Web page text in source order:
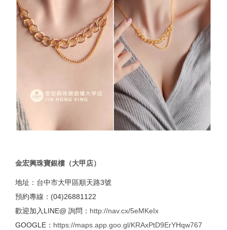
金宏興珠寶銀樓（大甲店）
地址：台中市大甲區順天路3號
預約專線：(04)26881122
歡迎加入LINE@ 詢問： http://nav.cx/5eMKeIx
GOOGLE： https://maps.app.goo.gl/KRAxPtD9ErYHqw767